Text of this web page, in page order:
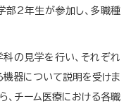
2年生が参加し、多職種
の見学を行い、それぞれ
器について説明を受けま
、チーム医療における各職